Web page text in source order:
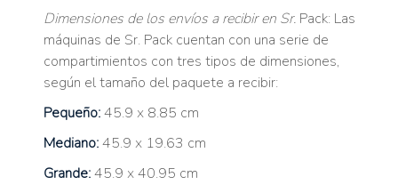
Dimensiones de los envíos a recibir en Sr. Pack: Las
máquinas de Sr. Pack cuentan con una serie de
compartimientos con tres tipos de dimensiones,
según el tamaño del paquete a recibir:
Pequeño:45.9 x 8.85 cm
Mediano:45.9 x 19.63 cm
Grande:45.9 x 40.95 cm